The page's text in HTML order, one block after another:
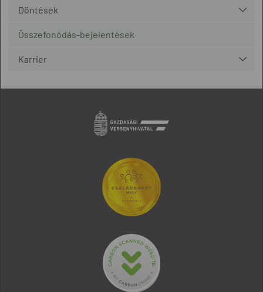
Döntések
Összefonódás-bejelentések
Karrier